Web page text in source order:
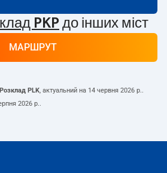
PKP до інших міст
МАРШРУТ
Розклад PLK, актуальний на 14 червня 2026 р..
2026 р..